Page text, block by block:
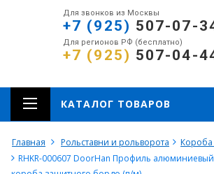
Для звонков из Москвы
+7 (925) 507-07-
Для регионов РФ (бесплатно)
+7 (925) 507-04-
КАТАЛОГ ТОВАРОВ
Главная Рольставни и рольворота
RHKR-000607 DoorHan Профиль алюминиевый